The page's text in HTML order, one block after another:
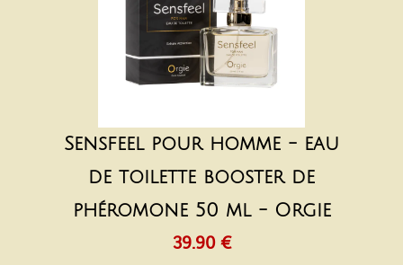
Sensfeel pour homme - eau
de toilette booster de
phéromone 50 ml - Orgie
39.90 €